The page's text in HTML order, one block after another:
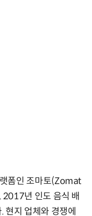
폼인 조마토(Zomat
2017년 인도 음식 배
현지 업체와 경쟁에